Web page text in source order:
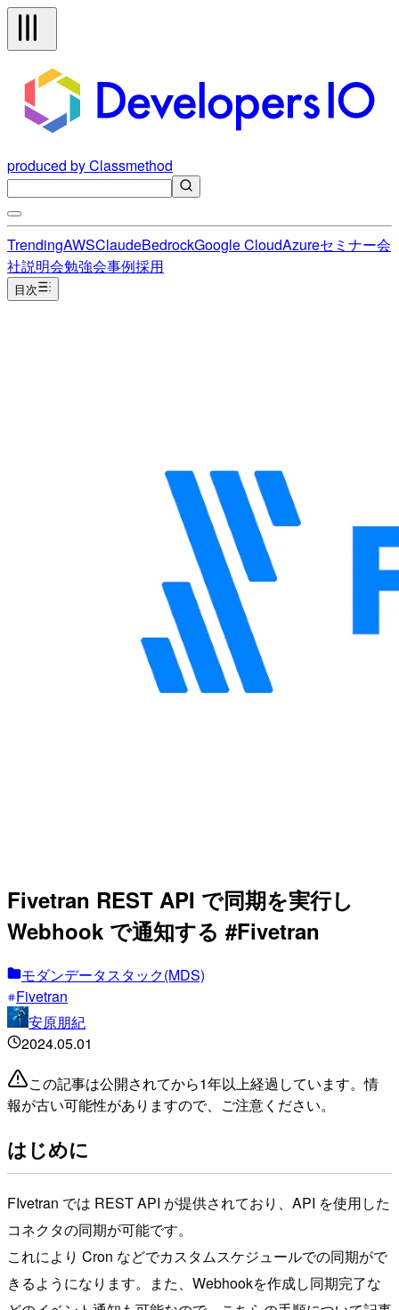
produced by Classmethod
TrendingAWSClaudeBedrockGoogle CloudAzureセミナー会
社説明会勉強会事例採用
目次
Fivetran REST API で同期を実行し
Webhook で通知する #Fivetran
モダンデータスタック(MDS)
Fivetran
安原朋紀
2024.05.01
この記事は公開されてから1年以上経過しています。情
報が古い可能性がありますので、ご注意ください。
はじめに
FIvetran では REST API が提供されており、API を使用した
コネクタの同期が可能です。
これにより Cron などでカスタムスケジュールでの同期がで
きるようになります。また、Webhookを作成し同期完了な